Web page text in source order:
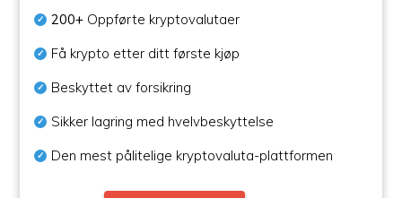
200+ Oppførte kryptovalutaer
Få krypto etter ditt første kjøp
Beskyttet av forsikring
Sikker lagring med hvelvbeskyttelse
Den mest pålitelige kryptovaluta-plattformen